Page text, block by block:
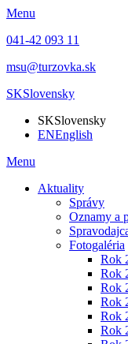
Menu
041-42 093 11
msu@turzovka.sk
SKSlovensky
SKSlovensky
ENEnglish
Menu
Aktuality
Správy
Oznamy a
Fotogaléria
Rok
Rok
Rok
Rok
Rok
Rok